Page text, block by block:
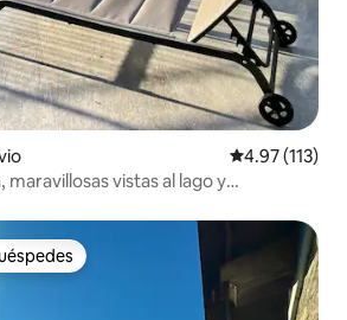
Calificación
4.97 (113)
maravillosas vistas al lago y
preferido